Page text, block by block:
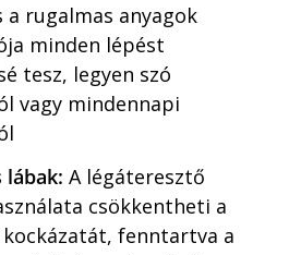
a rugalmas anyagok
minden lépést
tesz, legyen szó
vagy mindennapi
lábak: A légáteresztő
csökkentheti a
fenntartva a